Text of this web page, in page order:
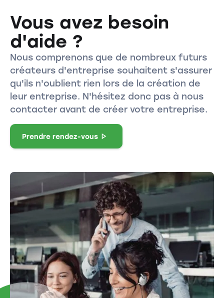
Vous avez besoin
d'aide ?
Nous comprenons que de nombreux futurs
créateurs d'entreprise souhaitent s'assurer
qu'ils n'oublient rien lors de la création de
leur entreprise. N'hésitez donc pas à nous
contacter avant de créer votre entreprise.
Prendre rendez-vous